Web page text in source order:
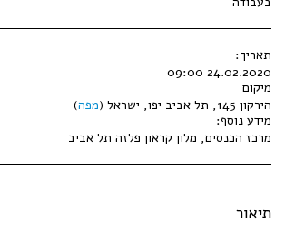
תאריך:
24.02.2020 09:00
מיקום
הירקון 145, תל אביב יפו, ישראל (
מפה)
מידע נוסף:
מרכז הכנסים, מלון קראון פלזה תל אביב
תיאור